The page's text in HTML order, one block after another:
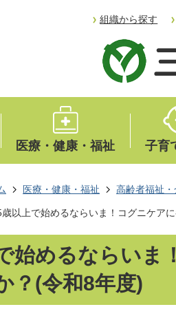
組織から探す
医療・健康・福祉 子育
医療・健康・福祉 高齢者福祉・
以上で始めるならいま！コグニケア
始めるならいま
？(令和8年度)